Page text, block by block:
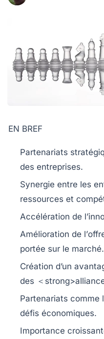
EN BREF
Partenariats
des entreprises.
Synergie entre les
ressources et
Accélération de l’
Amélioration de l’
portée sur le marché.
Création d’un
des ＜
Partenariats comme
défis économiques.
Importance